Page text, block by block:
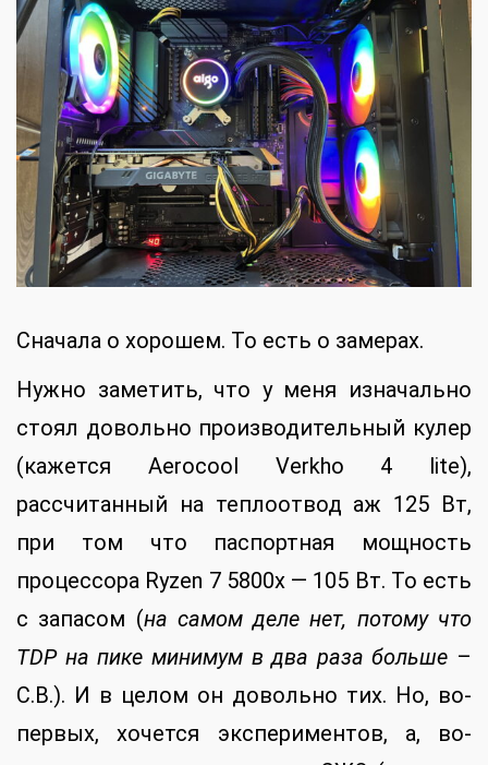
Сначала о хорошем. То есть о замерах.
Нужно заметить, что у меня изначально
стоял довольно производительный кулер
(кажется Aerocool Verkho 4 lite),
рассчитанный на теплоотвод аж 125 Вт,
при том что паспортная мощность
процессора Ryzen 7 5800x — 105 Вт. То есть
с запасом (на самом деле нет, потому что
TDP на пике минимум в два раза больше –
С.В.). И в целом он довольно тих. Но, во-
первых, хочется экспериментов, а, во-